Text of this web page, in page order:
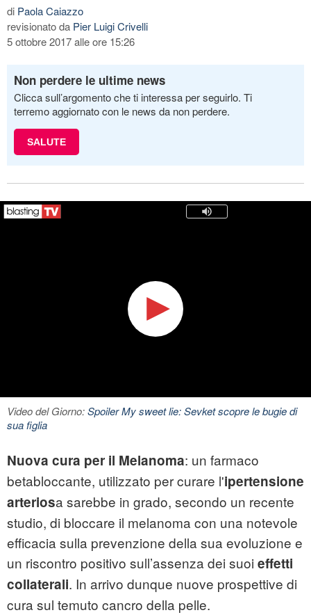
di Paola Caiazzo
revisionato da Pier Luigi Crivelli
5 ottobre 2017 alle ore 15:26
Non perdere le ultime news
Clicca sull’argomento che ti interessa per seguirlo. Ti
terremo aggiornato con le news da non perdere.
SALUTE
Video del Giorno:Spoiler My sweet lie: Sevket scopre le bugie di
sua figlia
Nuova cura per il Melanoma: un farmaco
betabloccante, utilizzato per curare l'ipertensione
arteriosa sarebbe in grado, secondo un recente
studio, di bloccare il melanoma con una notevole
efficacia sulla prevenzione della sua evoluzione e
un riscontro positivo sull’assenza dei suoi effetti
collaterali. In arrivo dunque nuove prospettive di
cura sul temuto cancro della pelle.